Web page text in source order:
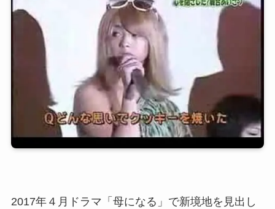
2017年４月ドラマ「母になる」で新境地を見出し